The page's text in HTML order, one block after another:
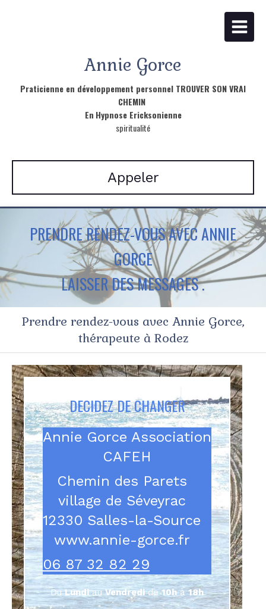
Annie Gorce
Praticienne en développement personnel TROUVER SON VRAI
CHEMIN
En Hypnose Ericksonienne
spiritualité
Appeler
PRENDRE RENDEZ-VOUS AVEC ANNIE
GORCE
LAISSER DES MESSAGES .
Prendre rendez-vous avec Annie Gorce,
thérapeute à Rodez
DECIDEZ DE CHANGER
Annie Gorce Association
CAFEH
Chemin des Parets
village de Séveyrac
12330 Salles-la-Source
www.annie-gorce.fr
06 87 32 82 29
DuLundiauVendredide10hà18h